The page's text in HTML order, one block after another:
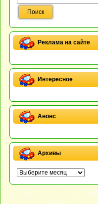
Реклама на сайте
Интересное
Анонс
Архивы